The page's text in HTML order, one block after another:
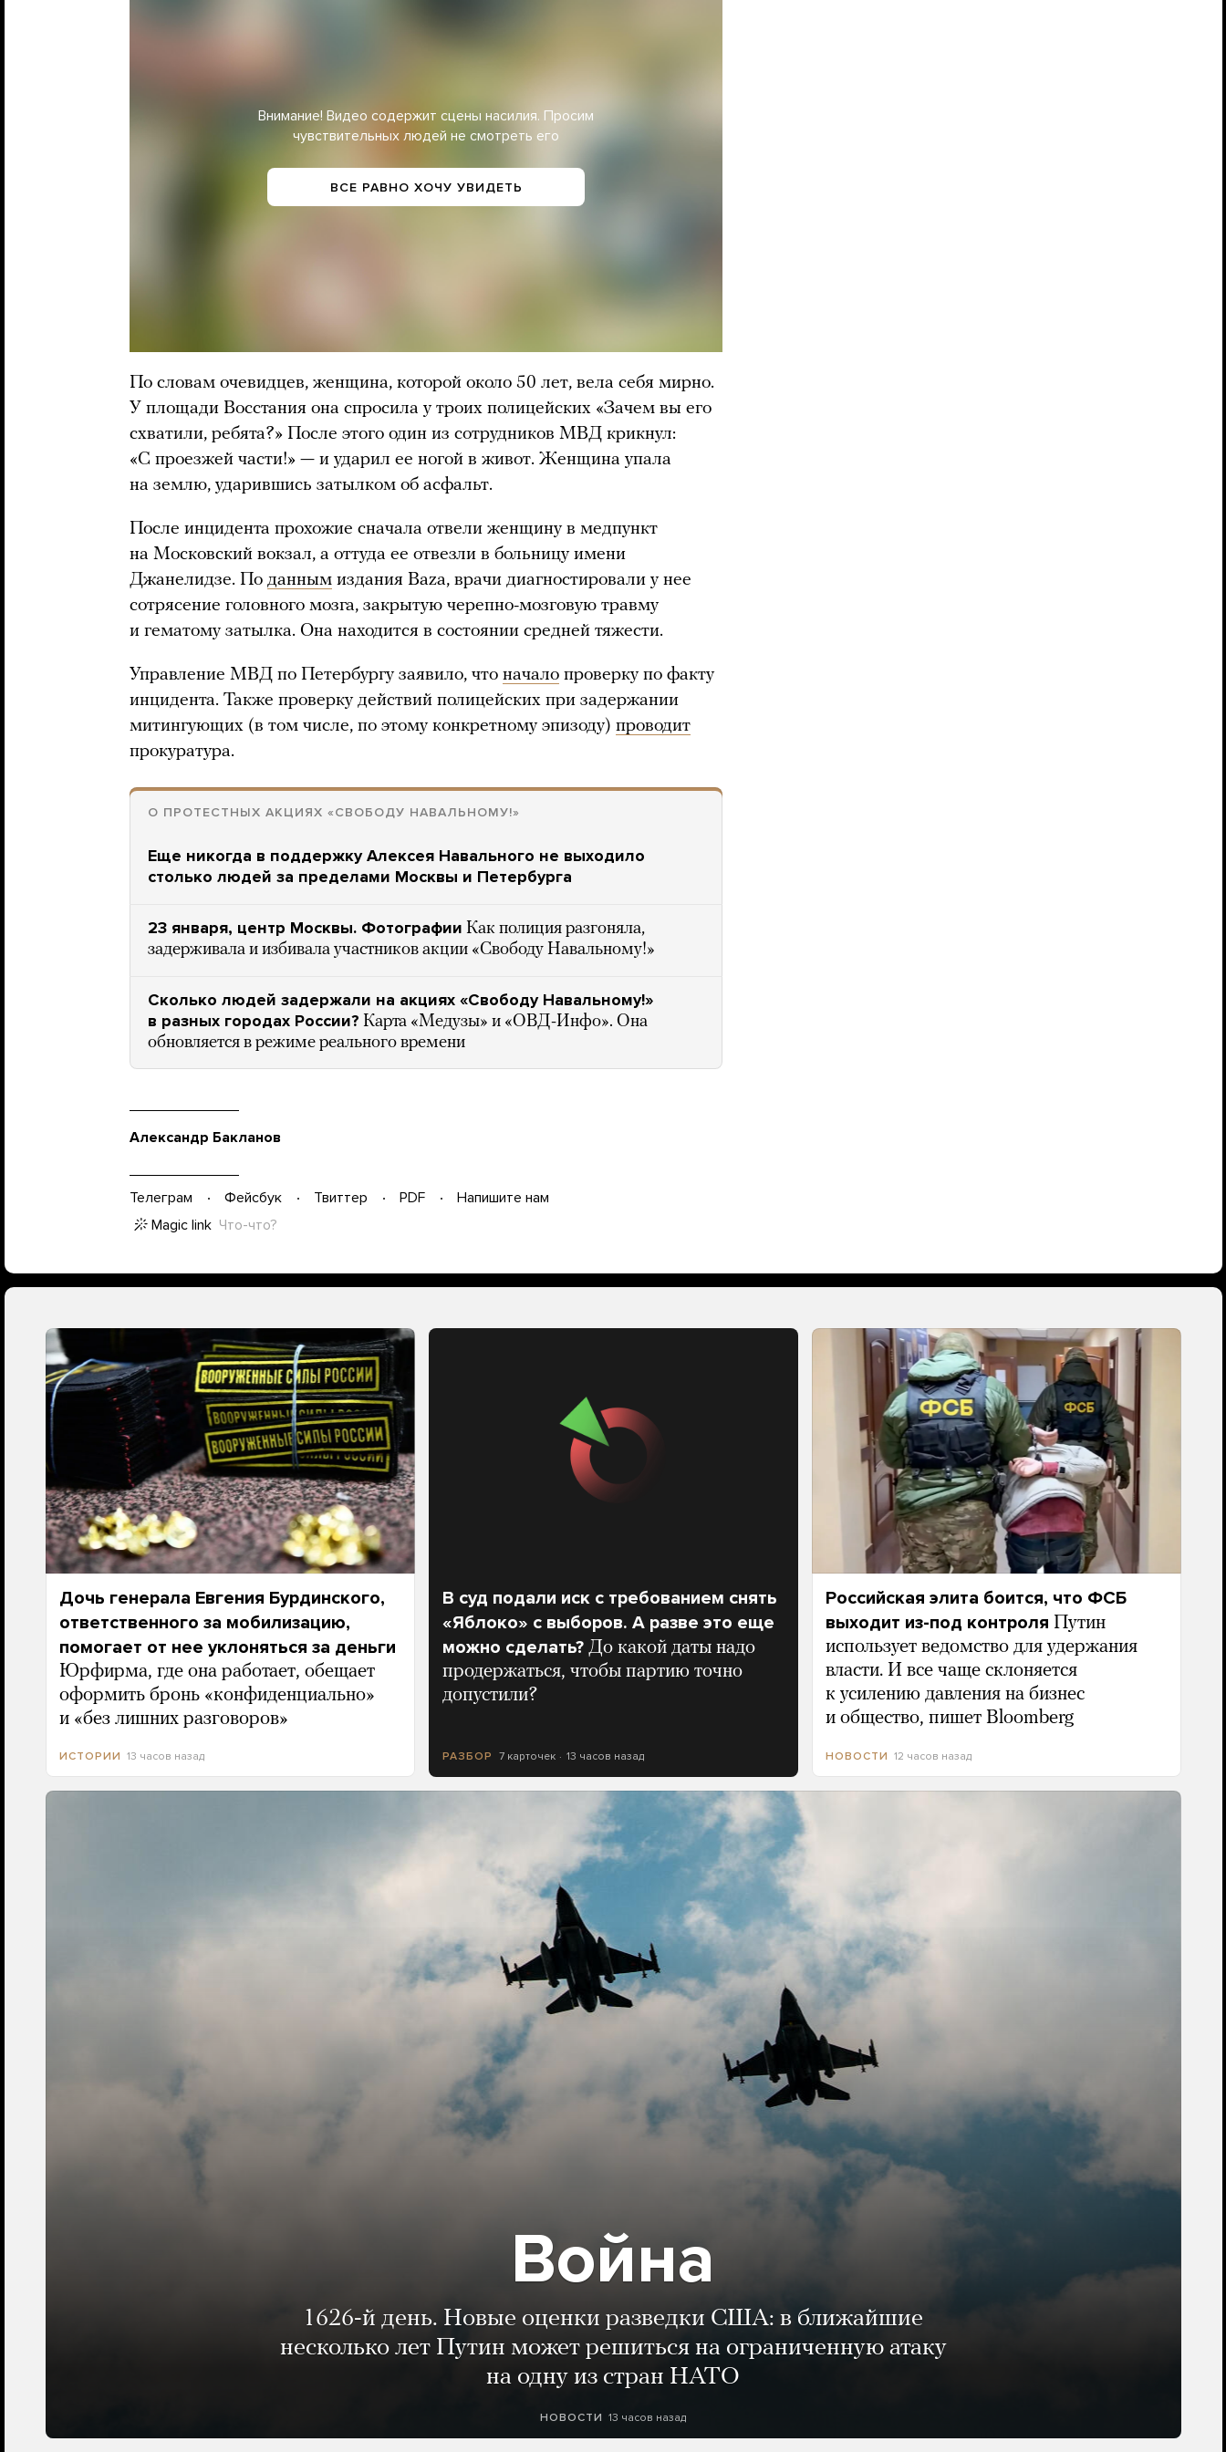
Внимание! Видео содержит сцены насилия. Просим
чувствительных людей не смотреть его
ВСЕ РАВНО ХОЧУ УВИДЕТЬ
По словам очевидцев, женщина, которой около 50 лет, вела себя мирно.
У площади Восстания она спросила у троих полицейских «Зачем вы его
схватили, ребята?» После этого один из сотрудников МВД крикнул:
«С проезжей части!» — и ударил ее ногой в живот. Женщина упала
на землю, ударившись затылком об асфальт.
После инцидента прохожие сначала отвели женщину в медпункт
на Московский вокзал, а оттуда ее отвезли в больницу имени
Джанелидзе. По данным издания Baza, врачи диагностировали у нее
сотрясение головного мозга, закрытую черепно-мозговую травму
и гематому затылка. Она находится в состоянии средней тяжести.
Управление МВД по Петербургу заявило, что начало проверку по факту
инцидента. Также проверку действий полицейских при задержании
митингующих (в том числе, по этому конкретному эпизоду) проводит
прокуратура.
О ПРОТЕСТНЫХ АКЦИЯХ «СВОБОДУ НАВАЛЬНОМУ!»
Еще никогда в поддержку Алексея Навального не выходило
столько людей за пределами Москвы и Петербурга
23 января, центр Москвы. Фотографии Как полиция разгоняла,
задерживала и избивала участников акции «Свободу Навальному!»
Сколько людей задержали на акциях «Свободу Навальному!»
в разных городах России? Карта «Медузы» и «ОВД-Инфо». Она
обновляется в режиме реального времени
Александр Бакланов
Телеграм Фейсбук Твиттер PDF
Напишите нам
Magic link Что-что?
Дочь генерала Евгения Бурдинского,
ответственного за мобилизацию,
помогает от нее уклоняться за деньги
Юрфирма, где она работает, обещает
оформить бронь «конфиденциально»
и «без лишних разговоров»
ИСТОРИИ 13 часов назад
В суд подали иск с требованием снять
«Яблоко» с выборов. А разве это еще
можно сделать? До какой даты надо
продержаться, чтобы партию точно
допустили?
РАЗБОР 7 карточек 13 часов назад
Российская элита боится, что ФСБ
выходит из-под контроля Путин
использует ведомство для удержания
власти. И все чаще склоняется
к усилению давления на бизнес
и общество, пишет Bloomberg
НОВОСТИ 12 часов назад
Война
1626-й день. Новые оценки разведки США: в ближайшие
несколько лет Путин может решиться на ограниченную атаку
на одну из стран НАТО
НОВОСТИ 13 часов назад